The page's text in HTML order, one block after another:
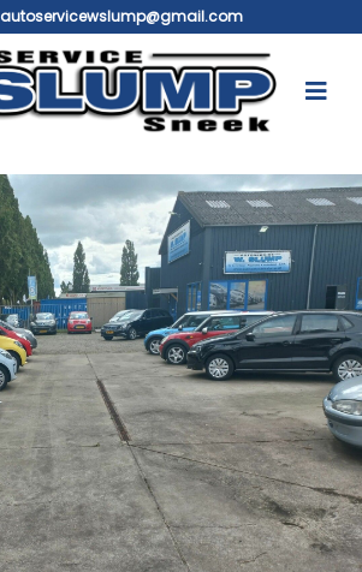
autoservicewslump@gmail.com